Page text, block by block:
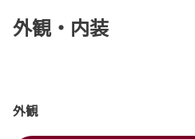
外観・内装
外観